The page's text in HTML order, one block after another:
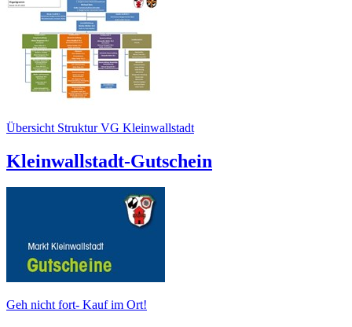
Übersicht Struktur VG Kleinwallstadt
Kleinwallstadt-Gutschein
Geh nicht fort- Kauf im Ort!